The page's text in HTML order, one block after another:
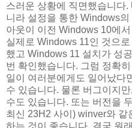
스러운 상황에 직면했습니다
니라 설정을 통한 Windows의
아웃이 이전 Windows 10에
실제로 Windows 11인 것으
했고 Windows 11 설치가 성
번 확인했습니다. 그럼 정확
일이 여러분에게도 일어났다
수 있습니다. 물론 버그이지
수도 있습니다. 또는 버전을
최신 23H2 사이) winver와 같